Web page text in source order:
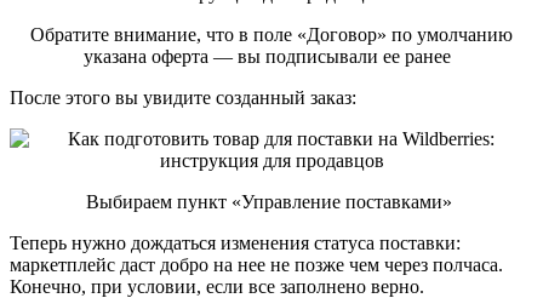
Обратите внимание, что в поле «Договор» по умолчанию
указана оферта — вы подписывали ее ранее
После этого вы увидите созданный заказ:
Выбираем пункт «Управление поставками»
Теперь нужно дождаться изменения статуса поставки:
маркетплейс даст добро на нее не позже чем через полчаса.
Конечно, при условии, если все заполнено верно.